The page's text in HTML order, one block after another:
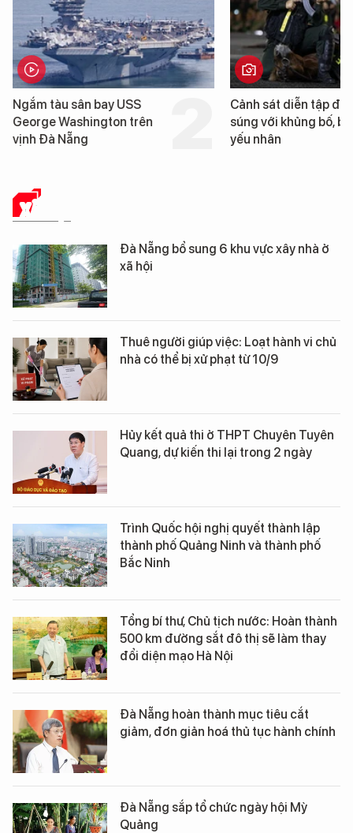
Ngắm tàu sân bay USS
George Washington trên
vịnh Đà Nẵng
Cảnh sát diễn tập
súng với khủng bố,
yếu nhân
XÃ HỘI
Đà Nẵng bổ sung 6 khu vực xây nhà ở
xã hội
Thuê người giúp việc: Loạt hành vi chủ
nhà có thể bị xử phạt từ 10/9
Hủy kết quả thi ở THPT Chuyên Tuyên
Quang, dự kiến thi lại trong 2 ngày
Trình Quốc hội nghị quyết thành lập
thành phố Quảng Ninh và thành phố
Bắc Ninh
Tổng bí thư, Chủ tịch nước: Hoàn thành
500 km đường sắt đô thị sẽ làm thay
đổi diện mạo Hà Nội
Đà Nẵng hoàn thành mục tiêu cắt
giảm, đơn giản hoá thủ tục hành chính
Đà Nẵng sắp tổ chức ngày hội Mỳ
Quảng